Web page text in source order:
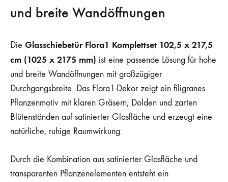
und breite Wandöffnungen
Die Glasschiebetür Flora1 Komplettset 102,5 x 217,5
cm (1025 x 2175 mm) ist eine passende Lösung für hohe
und breite Wandöffnungen mit großzügiger
Durchgangsbreite. Das Flora1-Dekor zeigt ein filigranes
Pflanzenmotiv mit klaren Gräsern, Dolden und zarten
Blütenständen auf satinierter Glasfläche und erzeugt eine
natürliche, ruhige Raumwirkung.
Durch die Kombination aus satinierter Glasfläche und
transparenten Pflanzenelementen entsteht ein